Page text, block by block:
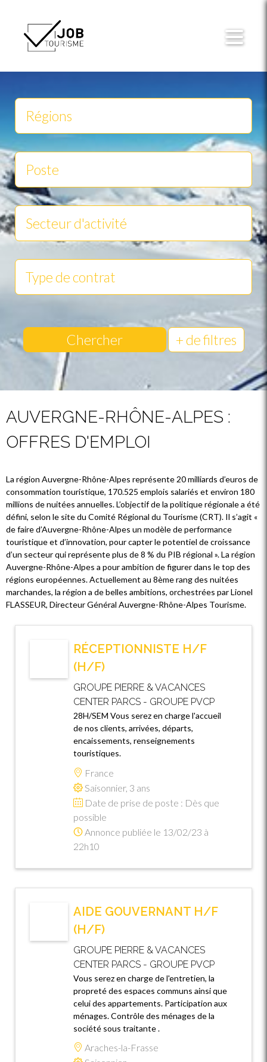
Chercher + de filtres
AUVERGNE-RHÔNE-ALPES :
OFFRES D'EMPLOI
La région Auvergne-Rhône-Alpes représente 20 milliards d’euros de
consommation touristique, 170.525 emplois salariés et environ 180
millions de nuitées annuelles. L’objectif de la politique régionale a été
défini, selon le site du Comité Régional du Tourisme (CRT). Il s’agit «
de faire d’Auvergne-Rhône-Alpes un modèle de performance
touristique et d’innovation, pour capter le potentiel de croissance
d’un secteur qui représente plus de 8 % du PIB régional ». La région
Auvergne-Rhône-Alpes a pour ambition de figurer dans le top des
régions européennes. Actuellement au 8ème rang des nuitées
marchandes, la région a de belles ambitions, orchestrées par Lionel
FLASSEUR, Directeur Général Auvergne-Rhône-Alpes Tourisme.
RÉCEPTIONNISTE H/F
(H/F)
GROUPE PIERRE & VACANCES
CENTER PARCS - GROUPE PVCP
28H/SEM Vous serez en charge l'accueil
de nos clients, arrivées, départs,
encaissements, renseignements
touristiques.
France
Saisonnier, 3 ans
Date de prise de poste : Dès que
possible
Annonce publiée le 13/02/23 à
22h10
AIDE GOUVERNANT H/F
(H/F)
GROUPE PIERRE & VACANCES
CENTER PARCS - GROUPE PVCP
Vous serez en charge de l'entretien, la
propreté des espaces communs ainsi que
celui des appartements. Participation aux
ménages. Contrôle des ménages de la
société sous traitante .
Araches-la-Frasse